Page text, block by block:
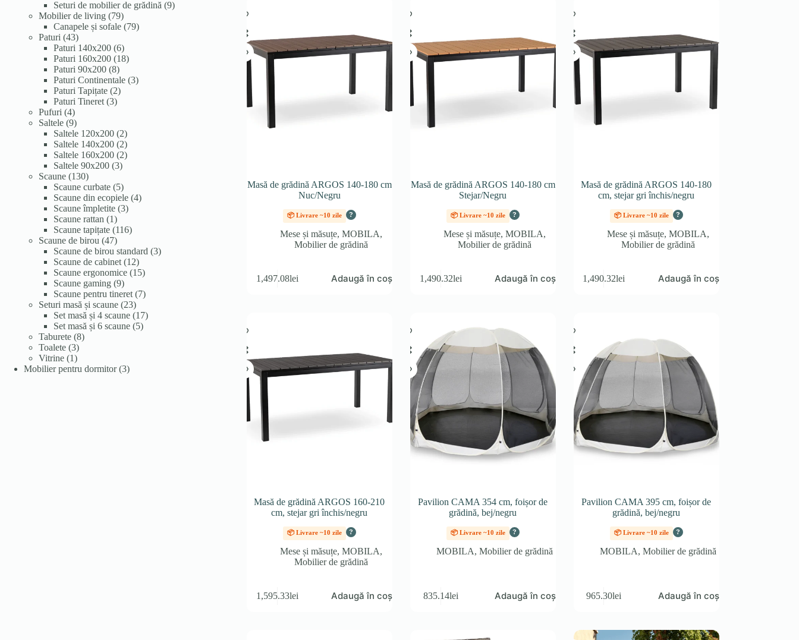
Masă de grădină ARGOS 140-180 cm
Nuc/Negru
📦 Livrare ~10 zile ?
Mese și măsuțe,MOBILA,
Mobilier de grădină
1,497.08lei Adaugă în coș
Masă de grădină ARGOS 140-180 cm
Stejar/Negru
📦 Livrare ~10 zile ?
Mese și măsuțe,MOBILA,
Mobilier de grădină
1,490.32lei Adaugă în coș
Masă de grădină ARGOS 140-180
cm, stejar gri închis/negru
📦 Livrare ~10 zile ?
Mese și măsuțe,MOBILA,
Mobilier de grădină
1,490.32lei Adaugă în coș
Masă de grădină ARGOS 160-210
cm, stejar gri închis/negru
📦 Livrare ~10 zile ?
Mese și măsuțe,MOBILA,
Mobilier de grădină
1,595.33lei Adaugă în coș
Pavilion CAMA 354 cm, foișor de
grădină, bej/negru
📦 Livrare ~10 zile ?
MOBILA,Mobilier de grădină
835.14lei Adaugă în coș
Pavilion CAMA 395 cm, foișor de
grădină, bej/negru
📦 Livrare ~10 zile ?
MOBILA,Mobilier de grădină
965.30lei Adaugă în coș
produse
Seturi de mobilier de grădină 99
Mobilier de living 7979
de
Canapele și sofale 7979
Paturi 4343
de
produse
Paturi 140x200 66
produse
Paturi 160x200 1818
Paturi 90x200 88
produse
Paturi Continentale 33
Paturi Tapițate 22
Paturi Tineret 33
Pufuri 44
produse
Saltele 99
produse
Saltele 120x200 22
produse
Saltele 140x200 22
produse
Saltele 160x200 22
Saltele 90x200 33
Scaune 130130
de
produse
Scaune curbate 55
produse
Scaune din ecopiele 44
Scaune împletite 33
Scaune rattan 11
produs
Scaune tapițate 116116
Scaune de birou 4747
de
produse
Scaune de birou standard 33
Scaune de cabinet 1212
produse
Scaune ergonomice 1515
Scaune gaming 99
produse
Scaune pentru tineret 77
Seturi masă și scaune 2323
de
produse
Set masă și 4 scaune 1717
Set masă și 6 scaune 55
Taburete 88
Toalete 33
produse
Vitrine 11
produs
Mobilier pentru dormitor 33